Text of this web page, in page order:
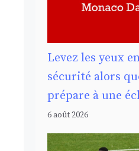
Levez les yeux
sécurité alors
prépare à une
6 août 2026